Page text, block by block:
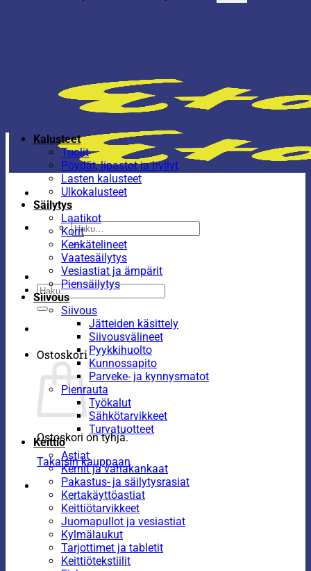
Etsi:
Etsi:
Ostoskori
Ostoskori on tyhjä.
Takaisin kauppaan
Kalusteet
Tuolit
Pöydät, lipastot ja hyllyt
Lasten kalusteet
Ulkokalusteet
Säilytys
Laatikot
Korit
Kenkätelineet
Vaatesäilytys
Vesiastiat ja ämpärit
Piensäilytys
Siivous
Siivous
Jätteiden käsittely
Siivousvälineet
Pyykkihuolto
Kunnossapito
Parveke- ja kynnysmatot
Pienrauta
Työkalut
Sähkötarvikkeet
Turvatuotteet
Keittiö
Astiat
Kernit ja vahakankaat
Pakastus- ja säilytysrasiat
Kertakäyttöastiat
Keittiötarvikkeet
Juomapullot ja vesiastiat
Kylmälaukut
Tarjottimet ja tabletit
Keittiötekstiilit